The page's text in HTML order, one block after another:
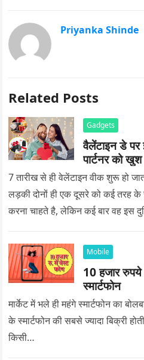
Priyanka Shinde
Related Posts
Gadgets
वैलेंटाइन डे
पार्टनर को खुश
7 तारीख से ही वेलेंटाइन वीक शुरू हो
लड़की दोनों ही एक दूसरे को कई तरह
करना चाहते है, लेकिन कई बार वह इस
Mobile
10 हजार
स्मार्टफोन
मार्केट में भले ही महंगे स्मार्टफोन का
के स्मार्टफोन की सबसे ज्यादा बिक्री
किसी…